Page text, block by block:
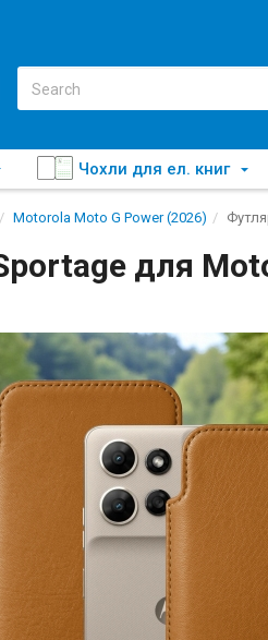
Чохли для ел. книг
Motorola Moto G Power (2026)
для